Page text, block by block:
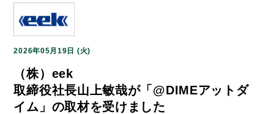
2026年05月19日 (火)
（株）eek
取締役社長山上敏哉が「@DIMEアットダ
イム」の取材を受けました